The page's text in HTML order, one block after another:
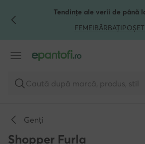
TRECI LA CONȚINUTUL PRINCIPAL
MERGI LA CĂUTARETendințe ale verii de până
FEMEIBĂRBAȚI
Caută după marcă, produs, stil
Genți
Shopper Furla